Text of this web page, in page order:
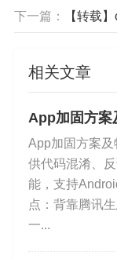
ox Add-On
Charles 主界
下一篇：
【转载】
相关文章
App加固方案
App加固方案
供代码混淆、
能，支持
点：背靠腾讯
一...